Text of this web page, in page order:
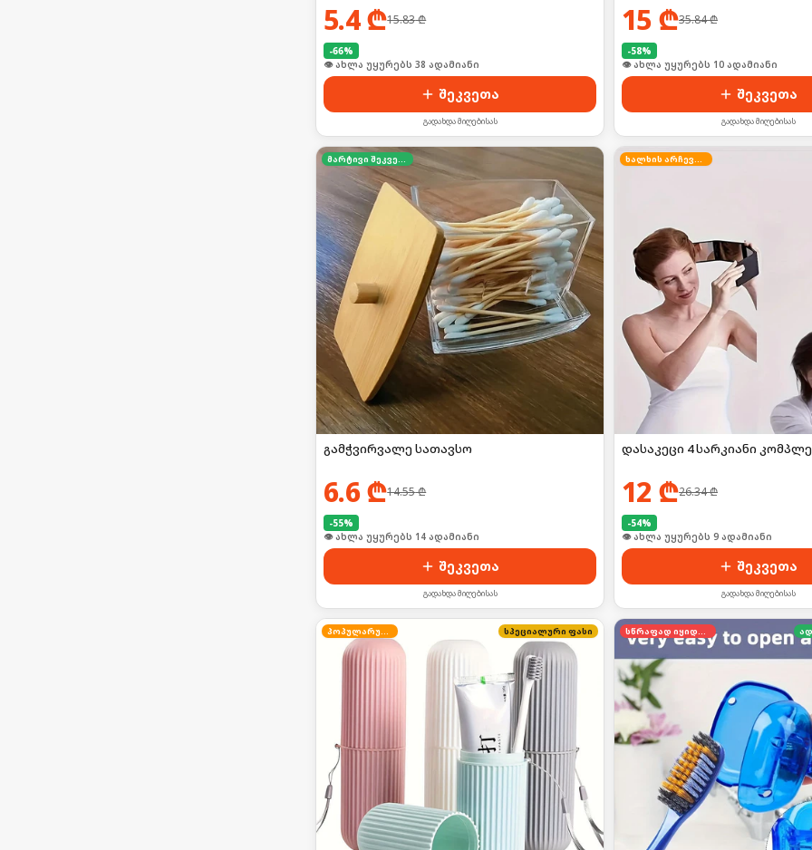
5.4₾15.83₾
-66%
👁 ახლა უყურებს 38 ადამიანი
შეკვეთა
გადახდა მიღებისას
15₾35.84₾
-58%
👁 ახლა უყურებს 10 ადამიანი
შეკვეთა
გადახდა მიღებისას
მარტივი შეკვეთა
გამჭვირვალე სათავსო
6.6₾14.55₾
-55%
შეკვეთა
გადახდა მიღებისას
ხალხის არჩევანი
დასაკეცი 4 სარკიანი
12 ₾26.34₾
-54%
🛒 ბოლო 24სთ-ში იყიდა 16-მა
შეკვეთა
გადახდა მიღებისას
პოპულარული სპეციალური ფასი სწრაფად იყიდება